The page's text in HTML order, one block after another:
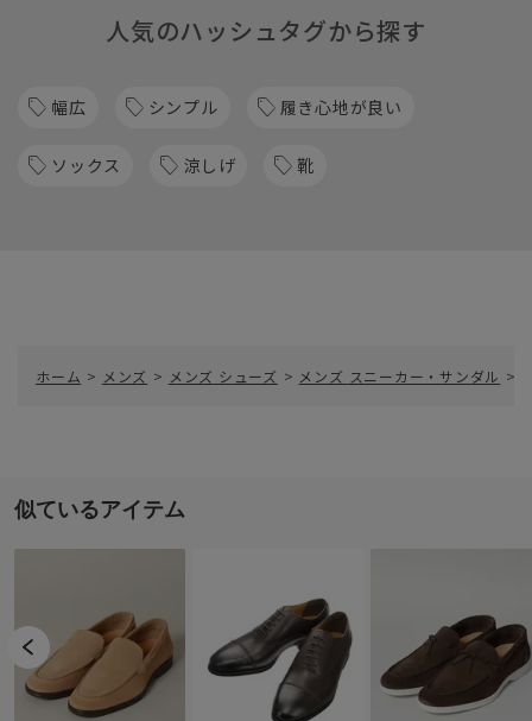
人気のハッシュタグから探す
幅広 シンプル 履き心地が良い
ソックス 涼しげ 靴
ホーム > メンズ > メンズ シューズ > メンズ スニーカー・サンダル >